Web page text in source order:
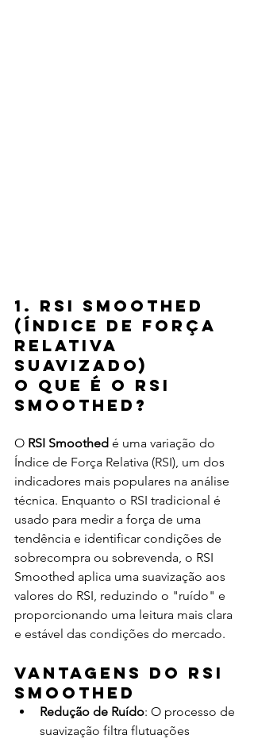
1. RSI Smoothed
(Índice de Força
Relativa
Suavizado)
O Que É o RSI
Smoothed?
O RSI Smoothed é uma variação do
Índice de Força Relativa (RSI), um dos
indicadores mais populares na análise
técnica. Enquanto o RSI tradicional é
usado para medir a força de uma
tendência e identificar condições de
sobrecompra ou sobrevenda, o RSI
Smoothed aplica uma suavização aos
valores do RSI, reduzindo o "ruído" e
proporcionando uma leitura mais clara
e estável das condições do mercado.
Vantagens do RSI
Smoothed
Redução de Ruído: O processo de
suavização filtra flutuações